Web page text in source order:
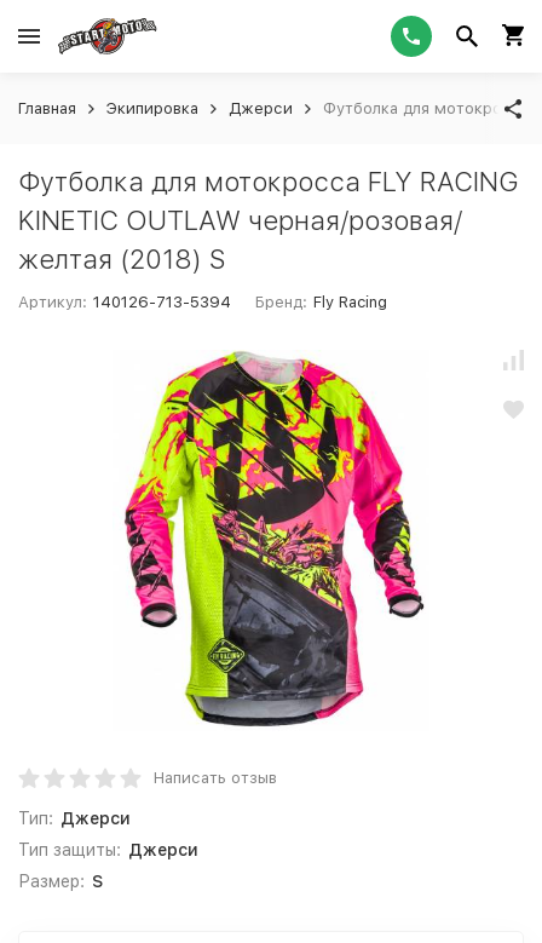
Главная Экипировка Джерси Футболка для мотокросса
Футболка для мотокросса FLY RACING
KINETIC OUTLAW черная/розовая/
желтая (2018) S
Артикул: 140126-713-5394 Бренд: Fly Racing
Написать отзыв
Тип: Джерси
Тип защиты: Джерси
Размер: S